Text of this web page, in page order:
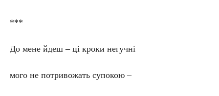
***
До мене йдеш – ці кроки негучні
мого не потривожать супокою –